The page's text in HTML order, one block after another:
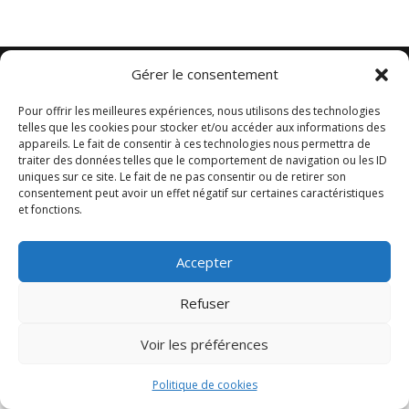
Gérer le consentement
Pour offrir les meilleures expériences, nous utilisons des technologies
telles que les cookies pour stocker et/ou accéder aux informations des
appareils. Le fait de consentir à ces technologies nous permettra de
traiter des données telles que le comportement de navigation ou les ID
uniques sur ce site. Le fait de ne pas consentir ou de retirer son
consentement peut avoir un effet négatif sur certaines caractéristiques
et fonctions.
Accepter
Refuser
Voir les préférences
Politique de cookies
Designed byElegant Themes| Powered by